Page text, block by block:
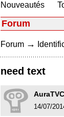
Nouveautés
Forum
Forum →
need text
AuraTVC
14/07/